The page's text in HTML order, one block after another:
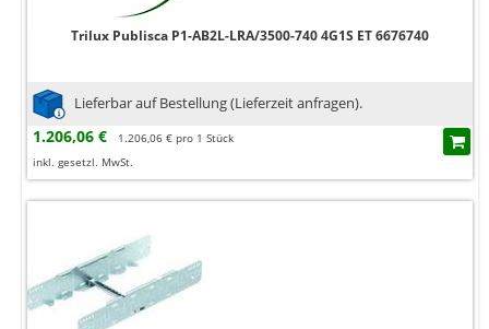
Trilux Publisca P1-AB2L-LRA/3500-740 4G1S ET 6676740
Lieferbar auf Bestellung (Lieferzeit anfragen).
1.206,06 €
1.206,06 € pro 1 Stück
inkl. gesetzl. MwSt.